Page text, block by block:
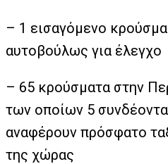
– 1 εισαγόμενο
αυτοβούλως για έλεγχο
– 65 κρούσματα στην
των οποίων 5
αναφέρουν πρόσφατο
της χώρας